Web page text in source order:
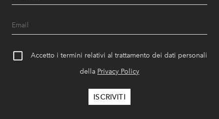
Accetto i termini relativi al trattamento dei dati personali
della Privacy Policy